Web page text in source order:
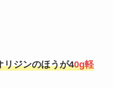
リジンのほうが40g軽